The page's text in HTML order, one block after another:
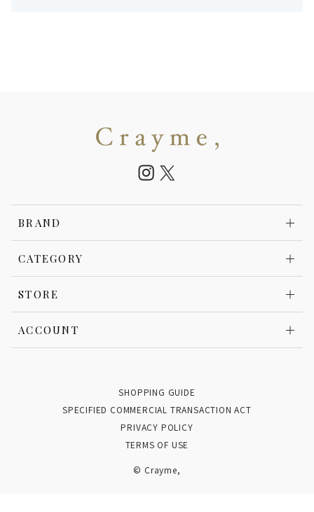
BRAND
CATEGORY
STORE
ACCOUNT
SHOPPING GUIDE
SPECIFIED COMMERCIAL TRANSACTION ACT
PRIVACY POLICY
TERMS OF USE
© Crayme,